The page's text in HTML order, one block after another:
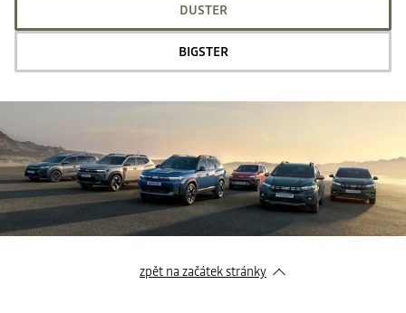
DUSTER
BIGSTER
zpět na začátek stránky